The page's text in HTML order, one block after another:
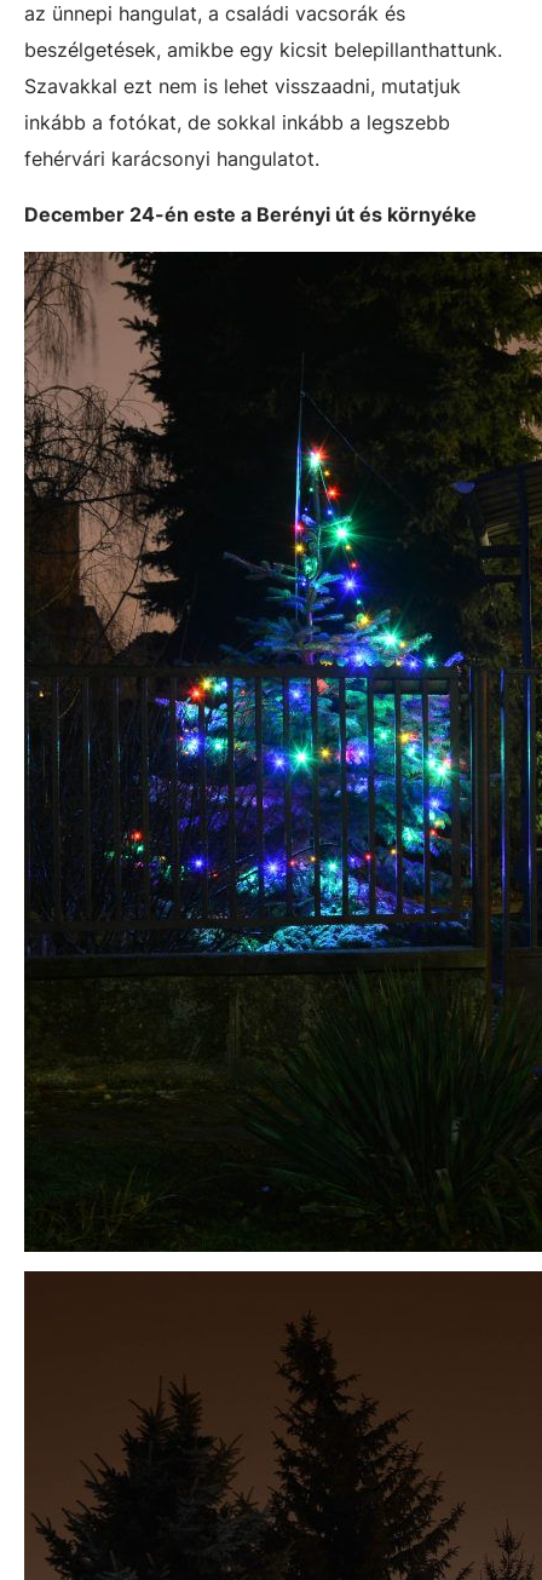
az ünnepi hangulat, a családi vacsorák és
beszélgetések, amikbe egy kicsit belepillanthattunk.
Szavakkal ezt nem is lehet visszaadni, mutatjuk
inkább a fotókat, de sokkal inkább a legszebb
fehérvári karácsonyi hangulatot.
December 24-én este a Berényi út és környéke